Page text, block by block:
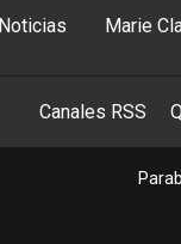
Noticias Marie
Canales RSS